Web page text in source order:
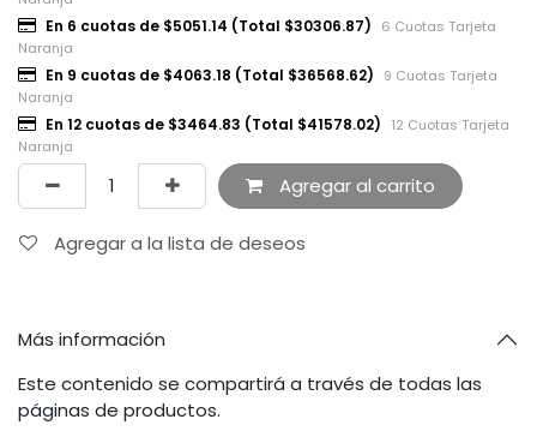
En 6 cuotas de $5051.14 (Total $30306.87)
6 Cuotas Tarjeta
Naranja
En 9 cuotas de $4063.18 (Total $36568.62)
9 Cuotas Tarjeta
Naranja
En 12 cuotas de $3464.83 (Total $41578.02)
12 Cuotas Tarjeta
Naranja
Agregar al carrito
Agregar a la lista de deseos
Más información
Este contenido se compartirá a través de todas las
páginas de productos.